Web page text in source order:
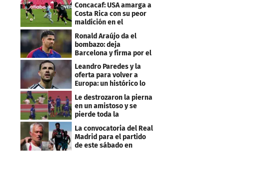
Concacaf: USA amarga a
Costa Rica con su peor
maldición en el
premundial Sub-20
Ronald Araújo da el
bombazo: deja
Barcelona y firma por el
club menos pensado
Leandro Paredes y la
oferta para volver a
Europa: un histórico lo
Le destrozaron la pierna
en un amistoso y se
pierde toda la
temporada en LaLiga
La convocatoria del Real
Madrid para el partido
de este sábado en